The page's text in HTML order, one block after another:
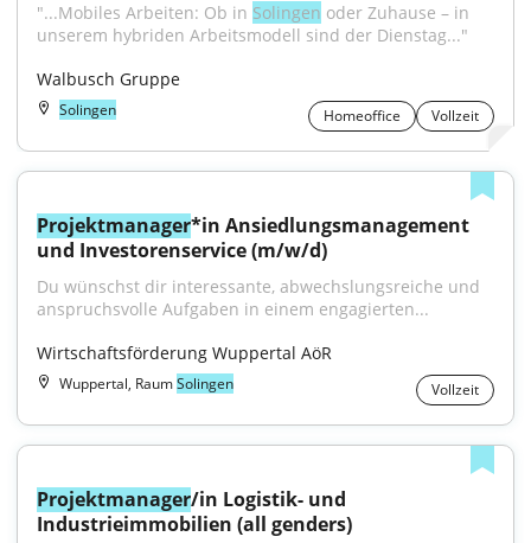
"...Mobiles Arbeiten: Ob in Solingen oder Zuhause – in
unserem hybriden Arbeitsmodell sind der Dienstag..."
Walbusch Gruppe
Solingen Homeoffice Vollzeit
Projektmanager*in Ansiedlungsmanagement
und Investorenservice (m/w/d)
Du wünschst dir interessante, abwechslungsreiche und
anspruchsvolle Aufgaben in einem engagierten...
Wirtschaftsförderung Wuppertal AöR
Wuppertal, RaumSolingen Vollzeit
Projektmanager/in Logistik- und
Industrieimmobilien (all genders)